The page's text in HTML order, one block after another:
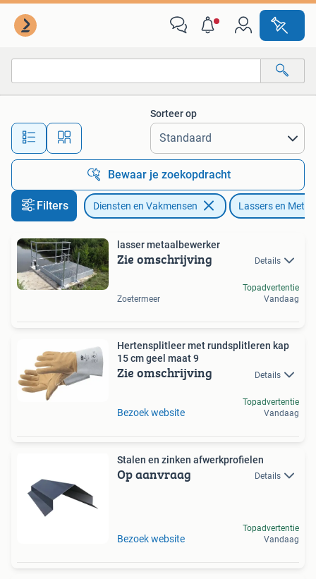
Alle afstanden…
Sorteer op
Bewaar je zoekopdracht
Filters Diensten en Vakmensen Lassers en
lasser metaalbewerker
Zie omschrijving Details
Zoetermeer
Topadvertentie
Vandaag
Hertensplitleer met rundsplitleren kap
15 cm geel maat 9
Zie omschrijving Details
Bezoek website
Topadvertentie
Vandaag
Stalen en zinken afwerkprofielen
Op aanvraag Details
Bezoek website
Topadvertentie
Vandaag